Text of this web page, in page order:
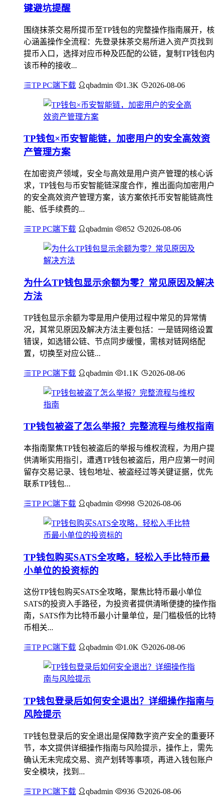
键避坑提醒
围绕抹茶交易所提币至TP钱包的完整操作指南展开，核
心涵盖操作全流程：先登录抹茶交易所进入资产页找到
提币入口，选择对应币种及匹配的公链，复制TP钱包内
该币种的接收...
TP PC端下载 qbadmin 1.3K 2026-08-06
TP钱包×币安智能链，加密用户的安全高效资
产管理方案
在加密资产领域，安全与高效是用户资产管理的核心诉
求，TP钱包与币安智能链深度合作，推出面向加密用户
的安全高效资产管理方案，该方案依托币安智能链高性
能、低手续费的...
TP PC端下载 qbadmin 852 2026-08-06
为什么TP钱包显示余额为零？常见原因及解决
方法
TP钱包显示余额为零是用户使用过程中常见的异常情
况，其常见原因及解决方法主要包括：一是链网络设置
错误，如选错公链、节点同步缓慢，需核对链网络配
置，切换至对应公链...
TP PC端下载 qbadmin 1.1K 2026-08-06
TP钱包被盗了怎么举报？完整流程与维权指南
本指南聚焦TP钱包被盗后的举报与维权流程，为用户提
供清晰实用指引，遭遇TP钱包被盗后，用户应第一时间
留存交易记录、钱包地址、被盗经过等关键证据，优先
联系TP钱包...
TP PC端下载 qbadmin 998 2026-08-06
TP钱包购买SATS全攻略，轻松入手比特币最
小单位的投资标的
这份TP钱包购买SATS全攻略，聚焦比特币最小单位
SATS的投资入手路径，为投资者提供清晰便捷的操作指
南，SATS作为比特币最小计量单位，是门槛极低的比特
币相关...
TP PC端下载 qbadmin 1.0K 2026-08-06
TP钱包登录后如何安全退出？详细操作指南与
风险提示
TP钱包登录后的安全退出是保障数字资产安全的重要环
节，本文提供详细操作指南与风险提示，操作上，需先
确认无未完成交易、资产划转等事项，再进入钱包账户
安全模块，找到...
TP PC端下载 qbadmin 936 2026-08-06